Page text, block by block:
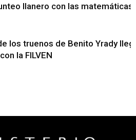
llanero con las matemáticas
los truenos de Benito Yrady
la FILVEN